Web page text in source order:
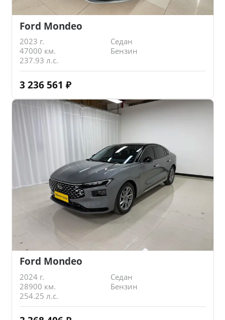
Ford Mondeo
2023 г.
Седан
47000 км.
Бензин
237.93 л.с.
3 236 561 ₽
Ford Mondeo
2024 г.
Седан
28900 км.
Бензин
254.25 л.с.